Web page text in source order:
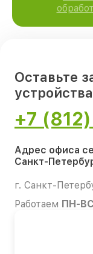
Оставьте
+7
Адрес офиса
Санкт-
г. Санкт-
Работаем ПН-ВС